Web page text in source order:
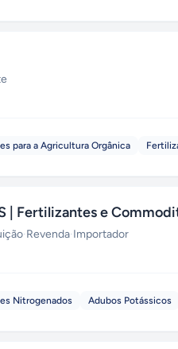
para a Agricultura Orgânica
| Fertilizantes e
·Revenda·Importador
Nitrogenados Adubos Potássicos